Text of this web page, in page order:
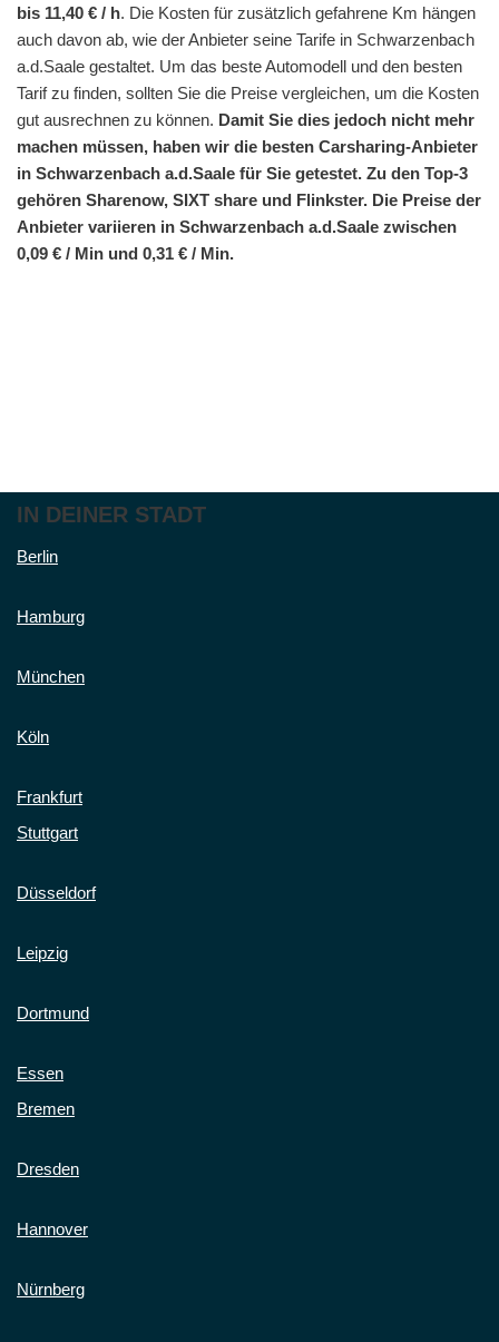
bis 11,40 € / h. Die Kosten für zusätzlich gefahrene Km hängen
auch davon ab, wie der Anbieter seine Tarife in Schwarzenbach
a.d.Saale gestaltet. Um das beste Automodell und den besten
Tarif zu finden, sollten Sie die Preise vergleichen, um die Kosten
gut ausrechnen zu können. Damit Sie dies jedoch nicht mehr
machen müssen, haben wir die besten Carsharing-Anbieter
in Schwarzenbach a.d.Saale für Sie getestet. Zu den Top-3
gehören Sharenow, SIXT share und Flinkster. Die Preise der
Anbieter variieren in Schwarzenbach a.d.Saale zwischen
0,09 € / Min und 0,31 € / Min.
IN DEINER STADT
Berlin
Hamburg
München
Köln
Frankfurt
Stuttgart
Düsseldorf
Leipzig
Dortmund
Essen
Bremen
Dresden
Hannover
Nürnberg